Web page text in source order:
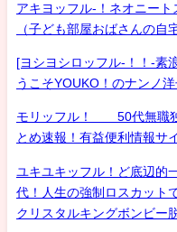
アキヨッフル-！ネオニート
（子ども部屋おばさんの自
[ヨシヨシロッフル-！！-素
うこそYOUKO！のナンノ
モリッフル！ 50代無職独
とめ速報！有益便利情報
ユキユキッフル！ど底辺的
代！人生の強制ロスカット
クリスタルキングボンビー